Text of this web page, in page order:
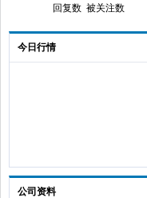
回复数 被关注数
今日行情
公司资料